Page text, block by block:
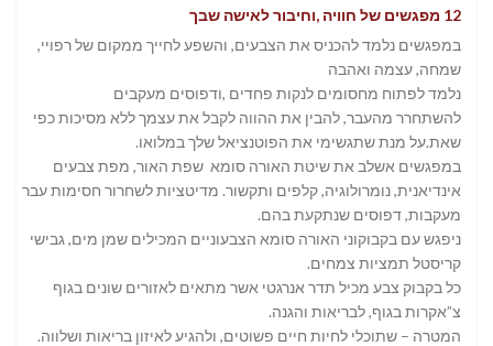
12 מפגשים של חוויה ,וחיבור לאישה שבך
במפגשים נלמד להכניס את הצבעים, והשפע לחייך ממקום של רפויי,
שמחה, עצמה ואהבה
נלמד לפתוח מחסומים לנקות פחדים ,ודפוסים מעקבים
להשתחרר מהעבר, להבין את ההווה לקבל את עצמך ללא מסיכות כפי
שאת.על מנת שתגשימי את הפוטנציאל שלך במלואו.
במפגשים אשלב את שיטת האורה סומא שפת האור, מפת צבעים
אינדיאנית, נומרולוגיה, קלפים ותקשור. מדיטציות לשחרור חסימות עבר
מעקבות, דפוסים שנתקעת בהם.
ניפגש עם בקבוקוני האורה סומא הצבעוניים המכילים שמן מים, גבישי
קריסטל תמציות צמחים.
כל בקבוק צבע מכיל תדר אנרגטי אשר מתאים לאזורים שונים בגוף
צ”אקרות בגוף, לבריאות והגנה.
המטרה – שתוכלי לחיות חיים פשוטים, ולהגיע לאיזון בריאות ושלווה.